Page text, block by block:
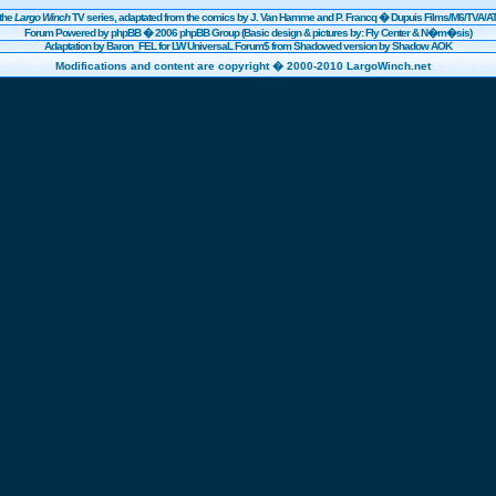
Largo WinchTV series, adaptated from the comics by J. Van Hamme and P. Francq �DupuisFilms/M6/TVA/
Forum Powered byphpBB� 2006 phpBB Group (Basic design & pictures by: Fly Center & N�m�sis)
Adaptation by Baron_FEL for LW UniversaL Forum$ from Shadowed version by Shadow AOK
Modifications and content are copyright � 2000-2010 LargoWinch.net